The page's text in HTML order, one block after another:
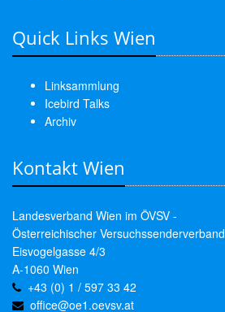
Quick Links Wien
Linksammlung
Icebird Talks
Archiv
Kontakt Wien
Landesverband Wien im ÖVSV -
Österreichischer Versuchssenderverband
Eisvogelgasse 4/3
A-1060 Wien
+43 (0) 1 / 597 33 42
office@oe1.oevsv.at